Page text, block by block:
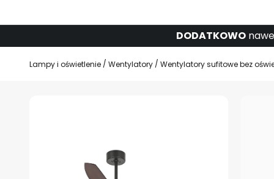
DODATKOWO
Lampy i oświetlenie Wentylatory Wentylatory sufitowe bez